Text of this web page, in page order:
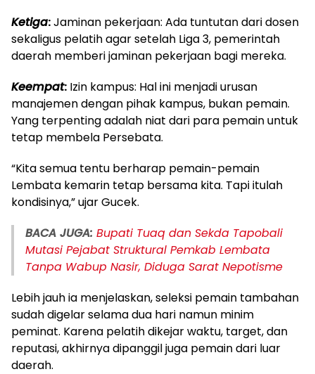
Ketiga:Jaminan pekerjaan: Ada tuntutan dari dosen
sekaligus pelatih agar setelah Liga 3, pemerintah
daerah memberi jaminan pekerjaan bagi mereka.
Keempat: Izin kampus: Hal ini menjadi urusan
manajemen dengan pihak kampus, bukan pemain.
Yang terpenting adalah niat dari para pemain untuk
tetap membela Persebata.
“Kita semua tentu berharap pemain-pemain
Lembata kemarin tetap bersama kita. Tapi itulah
kondisinya,” ujar Gucek.
BACA JUGA: Bupati Tuaq dan Sekda Tapobali
Mutasi Pejabat Struktural Pemkab Lembata
Tanpa Wabup Nasir, Diduga Sarat Nepotisme
Lebih jauh ia menjelaskan, seleksi pemain tambahan
sudah digelar selama dua hari namun minim
peminat. Karena pelatih dikejar waktu, target, dan
reputasi, akhirnya dipanggil juga pemain dari luar
daerah.